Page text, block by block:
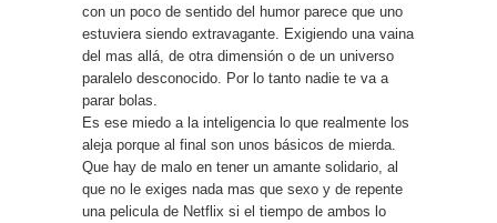
con un poco de sentido del humor parece que uno
estuviera siendo extravagante. Exigiendo una vaina
del mas allá, de otra dimensión o de un universo
paralelo desconocido. Por lo tanto nadie te va a
parar bolas.
Es ese miedo a la inteligencia lo que realmente los
aleja porque al final son unos básicos de mierda.
Que hay de malo en tener un amante solidario, al
que no le exiges nada mas que sexo y de repente
una pelicula de Netflix si el tiempo de ambos lo